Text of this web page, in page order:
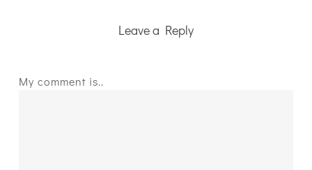
Leave a Reply
My comment is..